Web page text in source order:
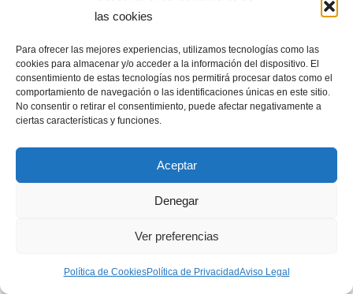
las cookies
Para ofrecer las mejores experiencias, utilizamos tecnologías como las
cookies para almacenar y/o acceder a la información del dispositivo. El
consentimiento de estas tecnologías nos permitirá procesar datos como el
comportamiento de navegación o las identificaciones únicas en este sitio.
No consentir o retirar el consentimiento, puede afectar negativamente a
ciertas características y funciones.
Aceptar
Denegar
Ver preferencias
Política de CookiesPolítica de PrivacidadAviso Legal
seis alumnos. El objetivo es que todos reciban atención
personalizada, tengan tiempo para interactuar y practicar
para integrar la lengua con satisfacción ya en la misma
clase,